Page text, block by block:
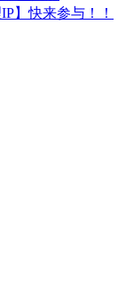
】快来参与！！